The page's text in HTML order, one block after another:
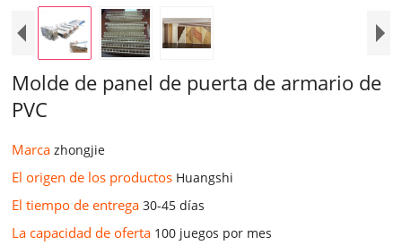
Molde de panel de puerta de armario de
PVC
Marcazhongjie
El origen de los productos Huangshi
El tiempo de entrega30-45 días
La capacidad de oferta 100 juegos por mes